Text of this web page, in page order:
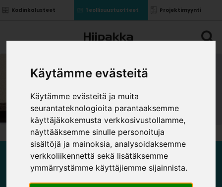
Käytämme evästeitä
Käytämme evästeitä ja muita
seurantateknologioita parantaaksemme
käyttäjäkokemusta verkkosivustollamme,
näyttääksemme sinulle personoituja
sisältöjä ja mainoksia, analysoidaksemme
verkkoliikennettä sekä lisätäksemme
ymmärrystämme käyttäjiemme sijainnista.
Kodinkalusteet Teollisuustuotteet Projektimyynti
LASTULEVYT